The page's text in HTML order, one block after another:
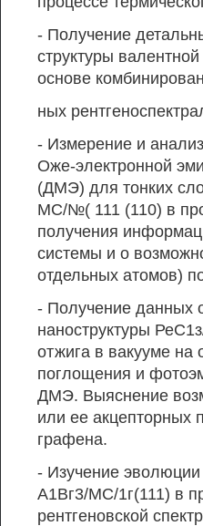
- Получение
структуры
основе
ных
- Измерение и
Оже-электронной
(ДМЭ) для тонких
МС/№( 111 (110) в
получения
системы и о
отдельных атомов)
- Получение данных
наноструктуры
отжига в вакууме на
поглощения и
ДМЭ. Выяснение
или ее акцепторных
графена.
- Изучение эволюции
А1Вг3/МС/1г(111) в
рентгеновской